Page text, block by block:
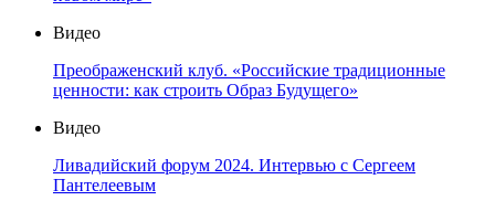
Видео
Преображенский клуб. «Российские традиционные
ценности: как строить Образ Будущего»
Видео
Ливадийский форум 2024. Интервью с Сергеем
Пантелеевым